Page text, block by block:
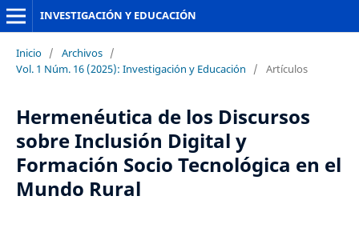
INVESTIGACIÓN Y EDUCACIÓN
Inicio / Archivos /
Vol. 1 Núm. 16 (2025): Investigación y Educación
/ Artículos
Hermenéutica de los Discursos
sobre Inclusión Digital y
Formación Socio Tecnológica en el
Mundo Rural